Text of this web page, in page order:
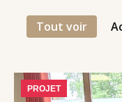
Tout voir
PROJET